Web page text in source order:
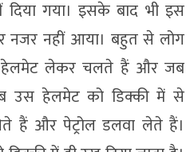
दिया गया। इसके बाद भी इस
नजर नहीं आया। बहुत से लोग
हेलमेट लेकर चलते हैं और जब
उस हेलमेट को डिक्की में से
हैं और पेट्रोल डलवा लेते हैं।